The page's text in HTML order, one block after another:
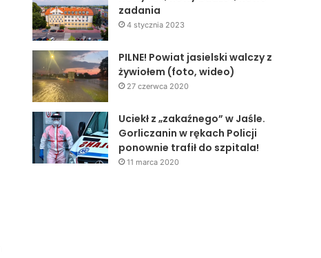
zadania
4 stycznia 2023
PILNE! Powiat jasielski walczy z
żywiołem (foto, wideo)
27 czerwca 2020
Uciekł z „zakaźnego” w Jaśle.
Gorliczanin w rękach Policji
ponownie trafił do szpitala!
11 marca 2020